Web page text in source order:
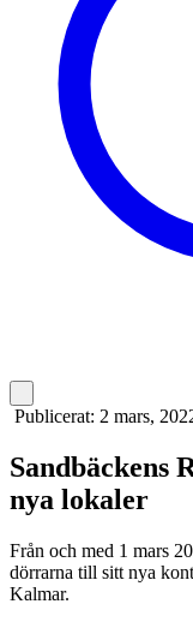
Publicerat: 2 mars,
nya lokaler
Från och med 1 mars
dörrarna till sitt nya
Kalmar.